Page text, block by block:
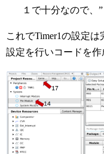
１で十分なので、
これでTimer1の設定
設定を行いコードを作